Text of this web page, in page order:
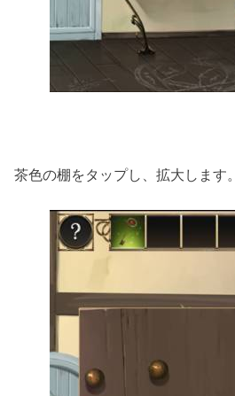
茶色の棚をタップし、拡大します。